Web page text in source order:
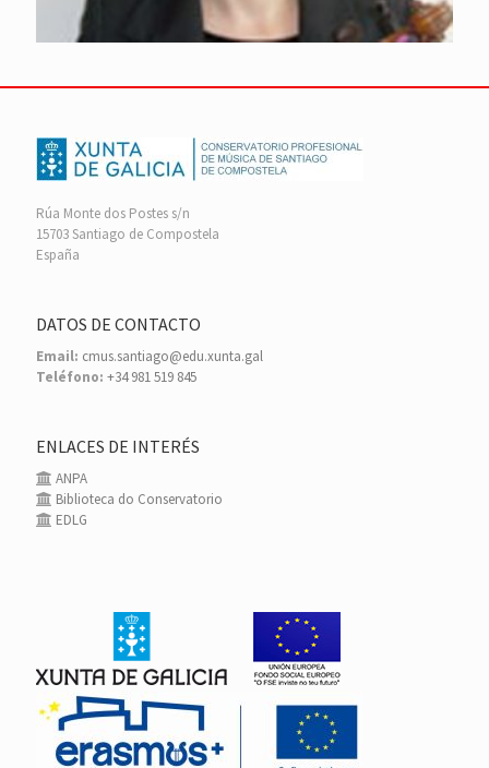
Rúa Monte dos Postes s/n
15703 Santiago de Compostela
España
DATOS DE CONTACTO
Email: cmus.santiago@edu.xunta.gal
Teléfono: +34 981 519 845
ENLACES DE INTERÉS
ANPA
Biblioteca do Conservatorio
EDLG